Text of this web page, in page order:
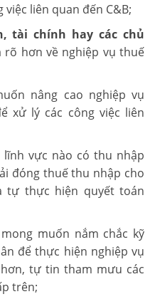
liên quan đến C&B;
tài chính hay các chủ
rõ hơn về nghiệp vụ thuế
nâng cao nghiệp vụ
xử lý các công việc liên
vực nào có thu nhập
đóng thuế thu nhập cho
tự thực hiện quyết toán
mong muốn nắm chắc kỹ
để thực hiện nghiệp vụ
tự tin tham mưu các
trên;